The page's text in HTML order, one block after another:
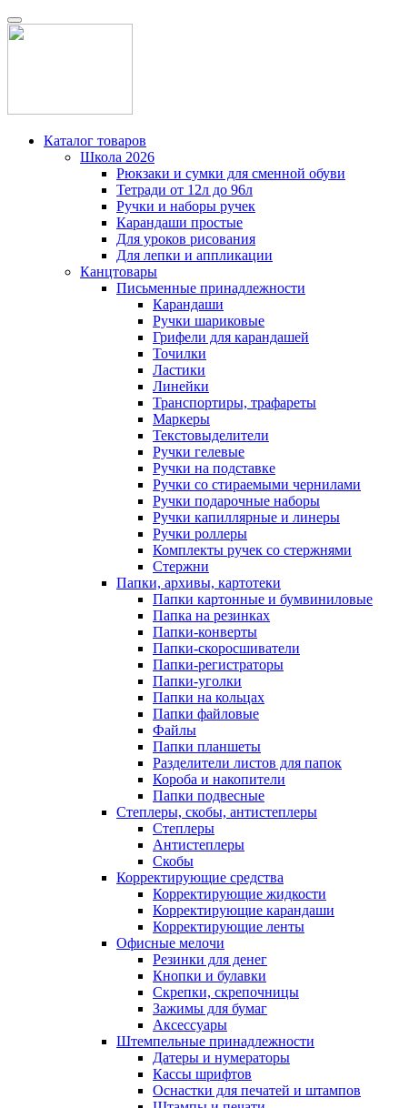
Каталог товаров
Школа 2026
Рюкзаки и сумки для сменной обуви
Тетради от 12л до 96л
Ручки и наборы ручек
Карандаши простые
Для уроков рисования
Для лепки и аппликации
Канцтовары
Письменные принадлежности
Карандаши
Ручки шариковые
Грифели для карандашей
Точилки
Ластики
Линейки
Транспортиры, трафареты
Маркеры
Текстовыделители
Ручки гелевые
Ручки на подставке
Ручки со стираемыми чернилами
Ручки подарочные наборы
Ручки капиллярные и линеры
Ручки роллеры
Комплекты ручек со стержнями
Стержни
Папки, архивы, картотеки
Папки картонные и бумвиниловые
Папка на резинках
Папки-конверты
Папки-скоросшиватели
Папки-регистраторы
Папки-уголки
Папки на кольцах
Папки файловые
Файлы
Папки планшеты
Разделители листов для папок
Короба и накопители
Папки подвесные
Степлеры, скобы, антистеплеры
Степлеры
Антистеплеры
Скобы
Корректирующие средства
Корректирующие жидкости
Корректирующие карандаши
Корректирующие ленты
Офисные мелочи
Резинки для денег
Кнопки и булавки
Скрепки, скрепочницы
Зажимы для бумаг
Аксессуары
Штемпельные принадлежности
Датеры и нумераторы
Кассы шрифтов
Оснастки для печатей и штампов